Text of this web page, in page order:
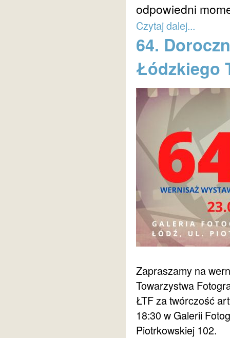
odpowiedni
Czytaj dalej...
64.
Łódzkiego
Zapraszamy na
Towarzystwa
ŁTF za twórczość
18:30 w Galerii
Piotrkowskiej 102.